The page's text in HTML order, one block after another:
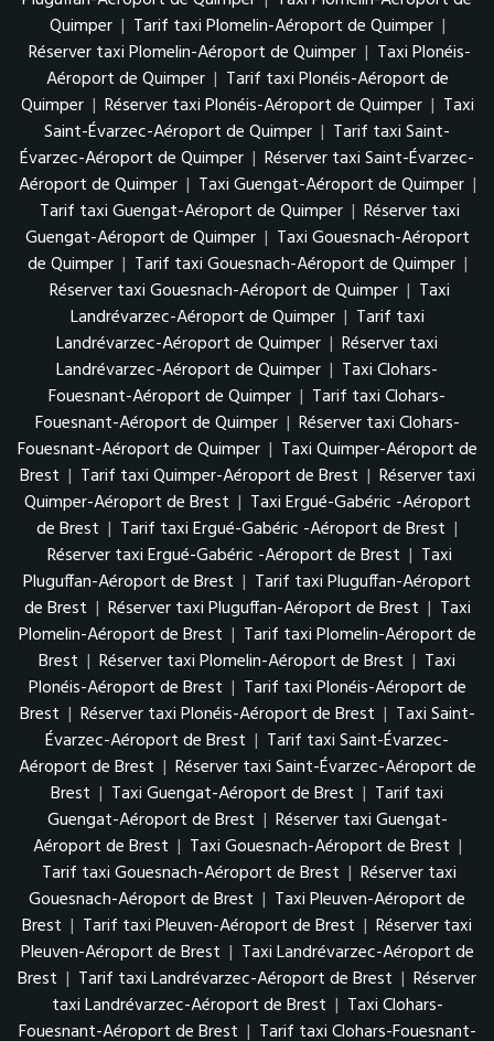
Quimper | Tarif taxi Plomelin-Aéroport de Quimper |
Réserver taxi Plomelin-Aéroport de Quimper | Taxi Plonéis-
Aéroport de Quimper | Tarif taxi Plonéis-Aéroport de
Quimper | Réserver taxi Plonéis-Aéroport de Quimper | Taxi
Saint-Évarzec-Aéroport de Quimper | Tarif taxi Saint-
Évarzec-Aéroport de Quimper | Réserver taxi Saint-Évarzec-
Aéroport de Quimper | Taxi Guengat-Aéroport de Quimper |
Tarif taxi Guengat-Aéroport de Quimper | Réserver taxi
Guengat-Aéroport de Quimper | Taxi Gouesnach-Aéroport
de Quimper | Tarif taxi Gouesnach-Aéroport de Quimper |
Réserver taxi Gouesnach-Aéroport de Quimper | Taxi
Landrévarzec-Aéroport de Quimper | Tarif taxi
Landrévarzec-Aéroport de Quimper | Réserver taxi
Landrévarzec-Aéroport de Quimper | Taxi Clohars-
Fouesnant-Aéroport de Quimper | Tarif taxi Clohars-
Fouesnant-Aéroport de Quimper | Réserver taxi Clohars-
Fouesnant-Aéroport de Quimper | Taxi Quimper-Aéroport de
Brest | Tarif taxi Quimper-Aéroport de Brest | Réserver taxi
Quimper-Aéroport de Brest | Taxi Ergué-Gabéric -Aéroport
de Brest | Tarif taxi Ergué-Gabéric -Aéroport de Brest |
Réserver taxi Ergué-Gabéric -Aéroport de Brest | Taxi
Pluguffan-Aéroport de Brest | Tarif taxi Pluguffan-Aéroport
de Brest | Réserver taxi Pluguffan-Aéroport de Brest | Taxi
Plomelin-Aéroport de Brest | Tarif taxi Plomelin-Aéroport de
Brest | Réserver taxi Plomelin-Aéroport de Brest | Taxi
Plonéis-Aéroport de Brest | Tarif taxi Plonéis-Aéroport de
Brest | Réserver taxi Plonéis-Aéroport de Brest | Taxi Saint-
Évarzec-Aéroport de Brest | Tarif taxi Saint-Évarzec-
Aéroport de Brest | Réserver taxi Saint-Évarzec-Aéroport de
Brest | Taxi Guengat-Aéroport de Brest | Tarif taxi
Guengat-Aéroport de Brest | Réserver taxi Guengat-
Aéroport de Brest | Taxi Gouesnach-Aéroport de Brest |
Tarif taxi Gouesnach-Aéroport de Brest | Réserver taxi
Gouesnach-Aéroport de Brest | Taxi Pleuven-Aéroport de
Brest | Tarif taxi Pleuven-Aéroport de Brest | Réserver taxi
Pleuven-Aéroport de Brest | Taxi Landrévarzec-Aéroport de
Brest | Tarif taxi Landrévarzec-Aéroport de Brest | Réserver
taxi Landrévarzec-Aéroport de Brest | Taxi Clohars-
Fouesnant-Aéroport de Brest | Tarif taxi Clohars-Fouesnant-